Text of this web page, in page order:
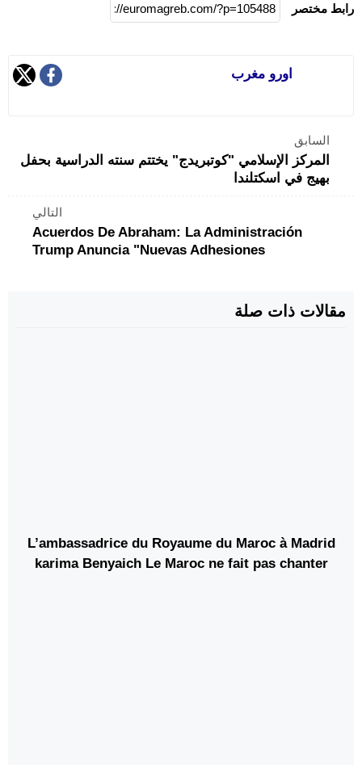
رابط مختصر
اورو مغرب
السابق
المركز الإسلامي "كوتبريدج" يختتم سنته الدراسية بحفل
بهيج في اسكتلندا
التالي
Acuerdos De Abraham: La Administración
Trump Anuncia "nuevas Adhesiones
مقالات ذات صلة
L’ambassadrice du Royaume du Maroc à Madrid
karima Benyaich Le Maroc ne fait pas chanter